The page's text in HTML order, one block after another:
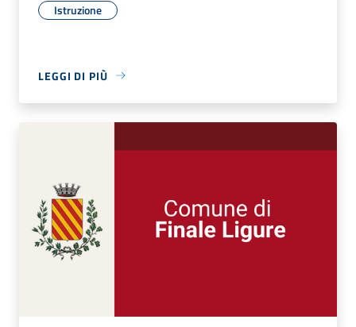
Istruzione
LEGGI DI PIÙ